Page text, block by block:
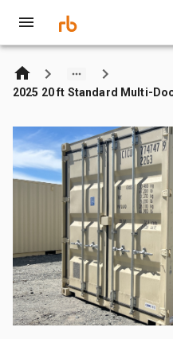
2025 20 ft Standard Multi-